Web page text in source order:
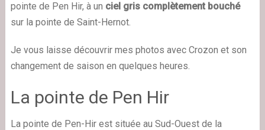
pointe de Pen Hir, à un ciel gris complètement bouché
sur la pointe de Saint-Hernot.
Je vous laisse découvrir mes photos avec Crozon et son
changement de saison en quelques heures.
La pointe de Pen Hir
La pointe de Pen-Hir est située au Sud-Ouest de la